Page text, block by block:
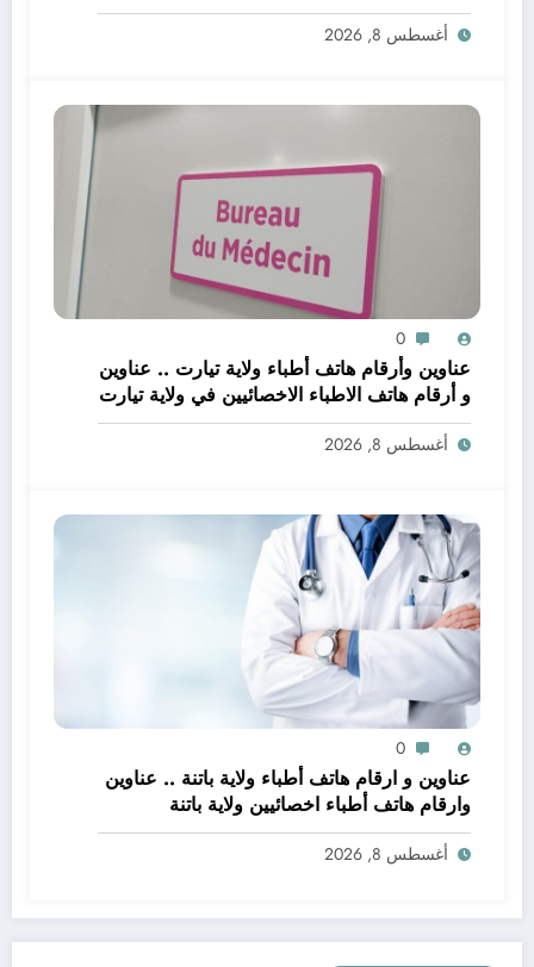
أغسطس 8, 2026
0
عناوين وأرقام هاتف أطباء ولاية تيارت .. عناوين
و أرقام هاتف الاطباء الاخصائيين في ولاية تيارت
أغسطس 8, 2026
0
عناوين و ارقام هاتف أطباء ولاية باتنة .. عناوين
وارقام هاتف أطباء اخصائيين ولاية باتنة
أغسطس 8, 2026